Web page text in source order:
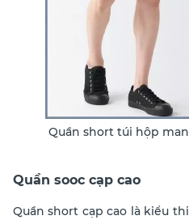
Quần short túi hộp
Quần sooc cạp cao
Quần short cạp cao là kiểu